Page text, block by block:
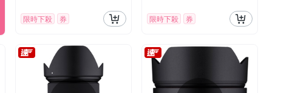
限時下殺 券 限時下殺 券